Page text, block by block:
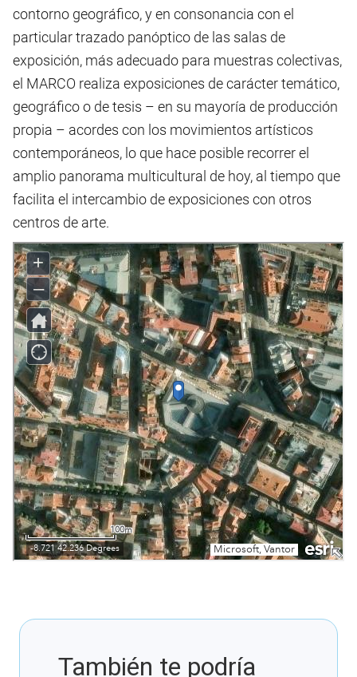
contorno geográfico, y en consonancia con el
particular trazado panóptico de las salas de
exposición, más adecuado para muestras colectivas,
el MARCO realiza exposiciones de carácter temático,
geográfico o de tesis – en su mayoría de producción
propia – acordes con los movimientos artísticos
contemporáneos, lo que hace posible recorrer el
amplio panorama multicultural de hoy, al tiempo que
facilita el intercambio de exposiciones con otros
centros de arte.
También te podría